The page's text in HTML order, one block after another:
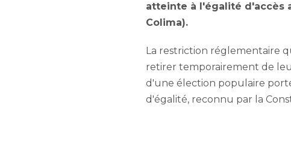
atteinte à l'égalité d'accès
Colima).
La restriction réglementaire
retirer temporairement de
d'une élection populaire
d'égalité, reconnu par la